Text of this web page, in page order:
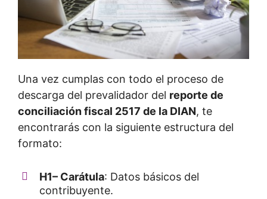
Una vez cumplas con todo el proceso de
descarga del prevalidador del reporte de
conciliación fiscal 2517 de la DIAN, te
encontrarás con la siguiente estructura del
formato:
H1– Carátula: Datos básicos del
contribuyente.